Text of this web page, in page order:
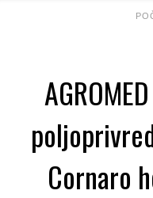
Cornaro